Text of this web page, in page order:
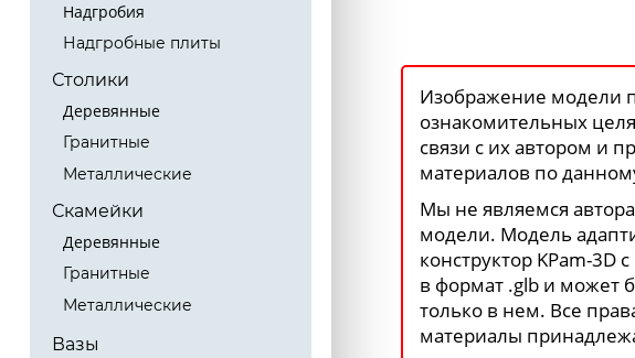
Надгробия
Надгробные плиты
Столики
Деревянные
Гранитные
Металлические
Скамейки
Деревянные
Гранитные
Металлические
Вазы
Изображение модели
ознакомительных
связи с их автором и
материалов по
Мы не являемся
модели. Модель
конструктор KPam-3D
в формат .glb и может
только в нем. Все
материалы